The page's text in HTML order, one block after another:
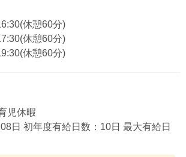
休憩60分)
休憩60分)
休憩60分)
児休暇
日 初年度有給日数：10日 最大有給日